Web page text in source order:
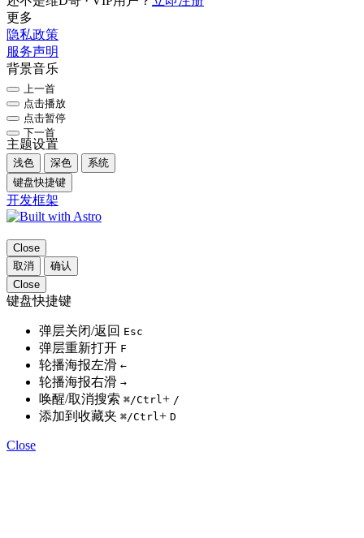
更多
隐私政策
服务声明
背景音乐
上一首
点击播放
点击暂停
下一首
主题设置
浅色 深色
系统
键盘快捷键
开发框架
Close
取消
确认
Close
键盘快捷键
弹层关闭/返回 Esc
弹层重新打开 F
轮播海报左滑 ←
轮播海报右滑 →
唤醒/取消搜索 ⌘/Ctrl + /
添加到收藏夹 ⌘/Ctrl + D
Close